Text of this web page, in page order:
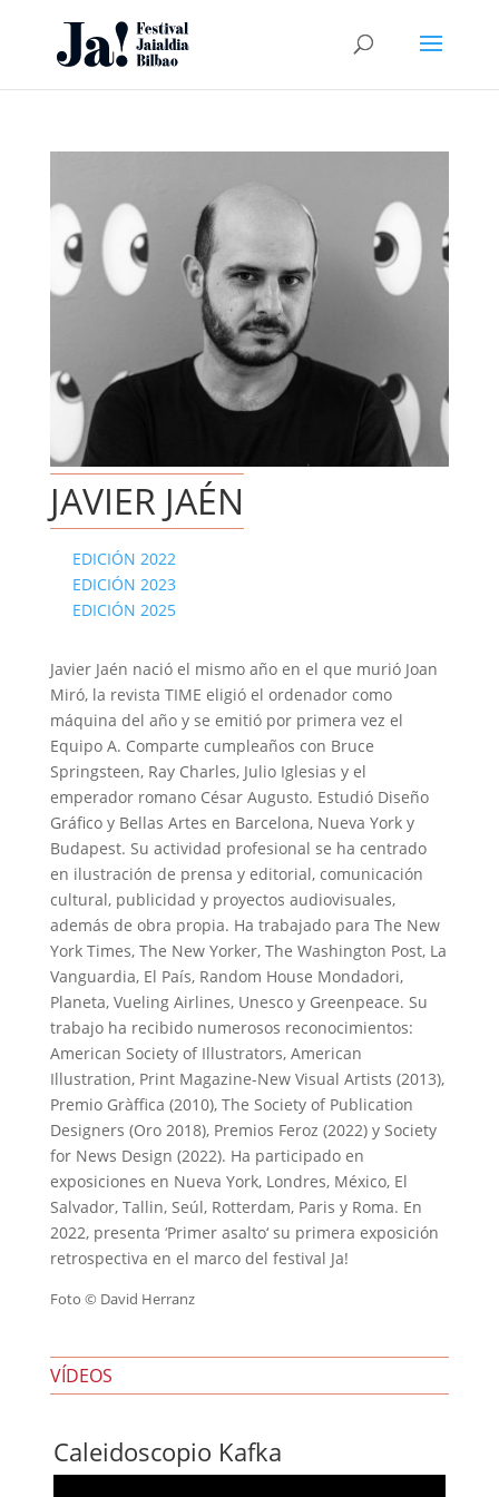
JAVIER JAÉN
EDICIÓN 2022
EDICIÓN 2023
EDICIÓN 2025
Javier Jaén nació el mismo año en el que murió Joan
Miró, la revista TIME eligió el ordenador como
máquina del año y se emitió por primera vez el
Equipo A. Comparte cumpleaños con Bruce
Springsteen, Ray Charles, Julio Iglesias y el
emperador romano César Augusto. Estudió Diseño
Gráfico y Bellas Artes en Barcelona, Nueva York y
Budapest. Su actividad profesional se ha centrado
en ilustración de prensa y editorial, comunicación
cultural, publicidad y proyectos audiovisuales,
además de obra propia. Ha trabajado para The New
York Times, The New Yorker, The Washington Post, La
Vanguardia, El País, Random House Mondadori,
Planeta, Vueling Airlines, Unesco y Greenpeace. Su
trabajo ha recibido numerosos reconocimientos:
American Society of Illustrators, American
Illustration, Print Magazine-New Visual Artists (2013),
Premio Gràffica (2010), The Society of Publication
Designers (Oro 2018), Premios Feroz (2022) y Society
for News Design (2022). Ha participado en
exposiciones en Nueva York, Londres, México, El
Salvador, Tallin, Seúl, Rotterdam, Paris y Roma. En
2022, presenta ‘Primer asalto‘ su primera exposición
retrospectiva en el marco del festival Ja!
Foto © David Herranz
VÍDEOS
Caleidoscopio Kafka